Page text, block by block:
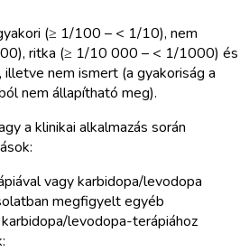
(≥ 1/100 – < 1/10), nem
ritka (≥ 1/10 000 – < 1/1000) és
nem ismert (a gyakoriság a
nem állapítható meg).
a klinikai alkalmazás során
vagy karbidopa/levodopa
megfigyelt egyéb
levodopa-terápiához